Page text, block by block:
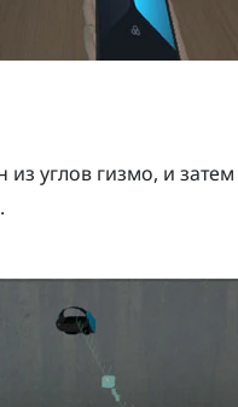
из углов гизмо, и затем